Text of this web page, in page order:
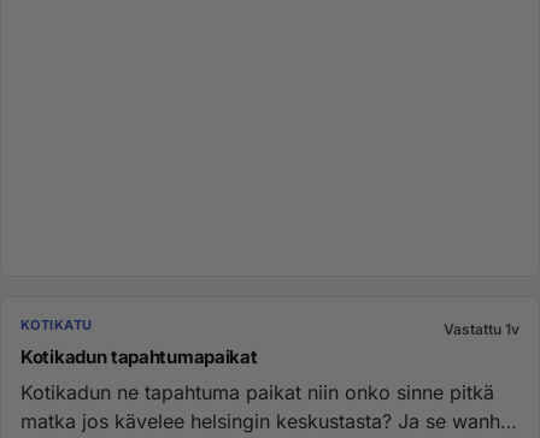
KOTIKATU Vastattu 1v
Kotikadun tapahtumapaikat
Kotikadun ne tapahtuma paikat niin onko sinne pitkä
matka jos kävelee helsingin keskustasta? Ja se wanha